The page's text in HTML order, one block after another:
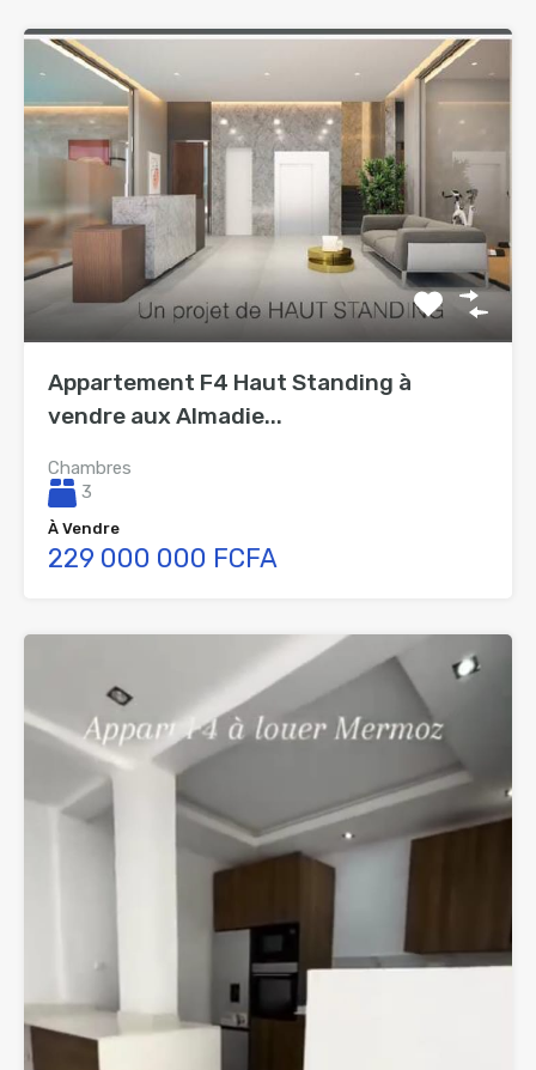
Appartement F4 Haut Standing à
vendre aux Almadie...
Chambres
3
À Vendre
229 000 000 FCFA